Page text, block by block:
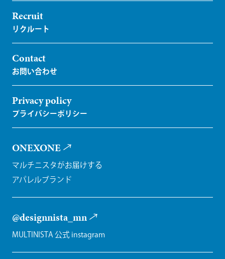
Recruit
Contact
Privacy policy
ONEXONE
マルチニスタがお届けする
アパレルブランド
@designnista_mn
MULTINISTA 公式 instagram